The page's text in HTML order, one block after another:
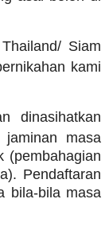
Siam
kami
dinasihatkan
masa
(pembahagian
Pendaftaran
bila-bila masa